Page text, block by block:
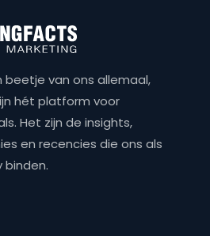
van ons allemaal,
hét platform voor
Het zijn de insights,
en recencies die ons als